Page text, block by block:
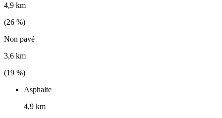
4,9 km
(26 %)
Non pavé
3,6 km
(19 %)
Asphalte
4,9 km